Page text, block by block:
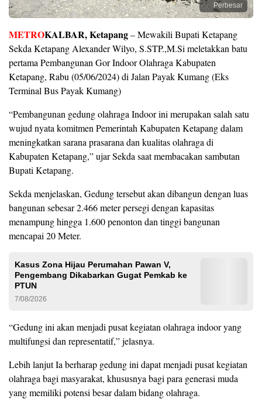
Perbesar
METROKALBAR, Ketapang– Mewakili Bupati Ketapang
Sekda Ketapang Alexander Wilyo, S.STP.,M.Si meletakkan batu
pertama Pembangunan Gor Indoor Olahraga Kabupaten
Ketapang, Rabu (05/06/2024) di Jalan Payak Kumang (Eks
Terminal Bus Payak Kumang)
“Pembangunan gedung olahraga Indoor ini merupakan salah satu
wujud nyata komitmen Pemerintah Kabupaten Ketapang dalam
meningkatkan sarana prasarana dan kualitas olahraga di
Kabupaten Ketapang,” ujar Sekda saat membacakan sambutan
Bupati Ketapang.
Sekda menjelaskan, Gedung tersebut akan dibangun dengan luas
bangunan sebesar 2.466 meter persegi dengan kapasitas
menampung hingga 1.600 penonton dan tinggi bangunan
mencapai 20 Meter.
Kasus Zona Hijau Perumahan Pawan V,
Pengembang Dikabarkan Gugat Pemkab ke
PTUN
7/08/2026
“Gedung ini akan menjadi pusat kegiatan olahraga indoor yang
multifungsi dan representatif,” jelasnya.
Lebih lanjut Ia berharap gedung ini dapat menjadi pusat kegiatan
olahraga bagi masyarakat, khususnya bagi para generasi muda
yang memiliki potensi besar dalam bidang olahraga.